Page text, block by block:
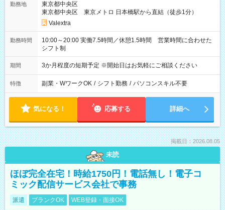
勤務地
東京都中央区
東京都中央区 東京メトロ 日本橋駅から直結（徒歩1分）
Valextra
勤務時間
10:00～20:00 実働7.5時間／休憩1.5時間 営業時間に合わせた
シフト制
期間 3か月程度の短期予定 ※開始日はお気軽にご相談ください
特徴 副業・WワークOK / シフト勤務 / パソコンスキル不要
気になる！ 応募する 詳細へ
掲載日：2026.08.05
未読
ほぼ完全在宅！時給1750円！電話無し！電子コ
ミック配信サービス会社で事務
派遣 ブランクOK WEB登録・面接OK